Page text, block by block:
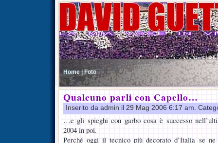
Home | Foto
Qualcuno parli con Capello…
Inserito da admin il 29 Mag 2006 6:17 am.
…e gli spieghi con garbo cosa è successo
2004 in poi.
Perché oggi il tecnico più decorato d’Italia se